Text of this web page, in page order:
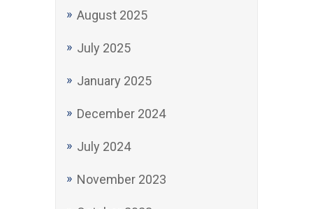
August 2025
July 2025
January 2025
December 2024
July 2024
November 2023